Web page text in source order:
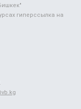
гиперссылка на